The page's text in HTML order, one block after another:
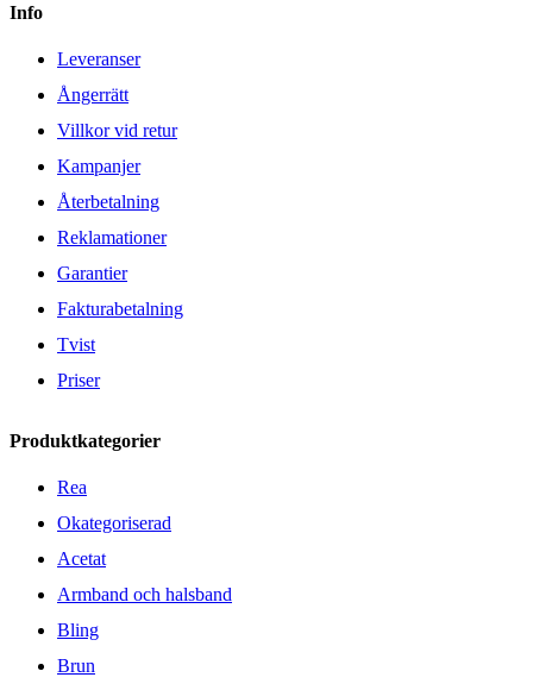
Info
Leveranser
Ångerrätt
Villkor vid retur
Kampanjer
Återbetalning
Reklamationer
Garantier
Fakturabetalning
Tvist
Priser
Produktkategorier
Rea
Okategoriserad
Acetat
Armband och halsband
Bling
Brun